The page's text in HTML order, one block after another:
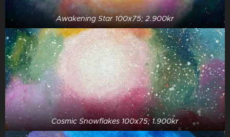
Awakening Star 100x75; 2.900kr
Cosmic Snowflakes 100x75; 1.900kr